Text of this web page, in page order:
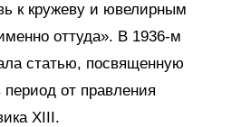
к кружеву и ювелирным
оттуда». В 1936-м
статью, посвященную
от правления
XIII.